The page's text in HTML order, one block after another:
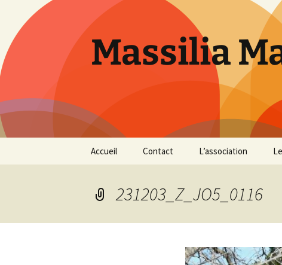
contenu
Massilia
Accueil Contact L’association
Les références
231203_Z_JO5_0116